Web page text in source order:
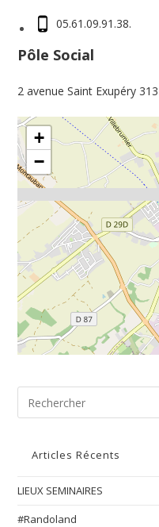
05.61.09.91.38.
Pôle Social
2 avenue Saint Exupéry
+
−
Articles Récents
LIEUX SEMINAIRES
#Randoland